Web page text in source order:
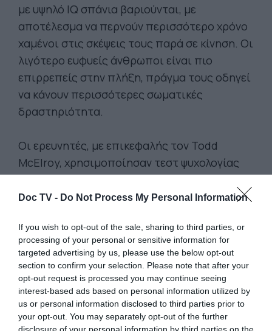
Doc TV - Do Not Process My Personal Information
If you wish to opt-out of the sale, sharing to third parties, or
processing of your personal or sensitive information for
targeted advertising by us, please use the below opt-out
section to confirm your selection. Please note that after your
opt-out request is processed you may continue seeing
interest-based ads based on personal information utilized by
us or personal information disclosed to third parties prior to
your opt-out. You may separately opt-out of the further
με υψηλό IQ σπάνια βαριούνται, με
αποτέλεσμα να περνούν περισσότερο χρόνο
χαμένοι στις σκέψεις τους παρά σε κίνηση. Οι
λιγότερο ευφυείς άνθρωποι είναι πιο
επιρρεπείς στην πλήξη, πράγμα τους οδηγεί
να κάνουν περισσότερες σωματικές
δραστηριότητα.
Οι ερευνητές, με επικεφαλής τον Todd
McElroy, χρησιμοποίησαν τεστ ψυχολογίας
για να εντοπίσουν ποιοι από τους φοιτητές
που εξέτασαν είχαν την τάση να σκέφτονται
πράγματα που απαιτούν λιγότερη σκέψη. Στη
συνέχεια, όλοι οι συμμετέχοντες
εξοπλίστηκαν με καταγραφείς που
παρακολούθησαν το πόσο ασκήθηκαν στο
γυμναστήριο τις επόμενες επτά ημέρες.